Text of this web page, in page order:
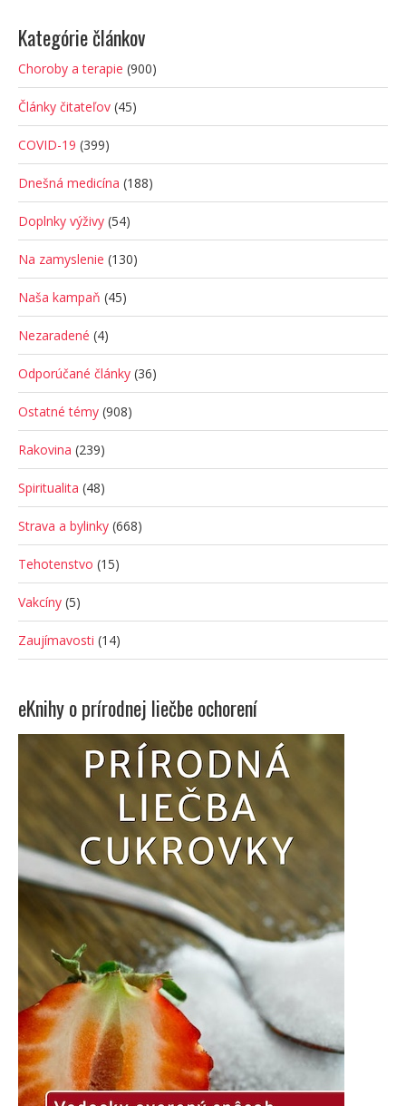
Kategórie článkov
Choroby a terapie (900)
Články čitateľov (45)
COVID-19 (399)
Dnešná medicína (188)
Doplnky výživy (54)
Na zamyslenie (130)
Naša kampaň (45)
Nezaradené (4)
Odporúčané články (36)
Ostatné témy (908)
Rakovina (239)
Spiritualita (48)
Strava a bylinky (668)
Tehotenstvo (15)
Vakcíny (5)
Zaujímavosti (14)
eKnihy o prírodnej liečbe ochorení